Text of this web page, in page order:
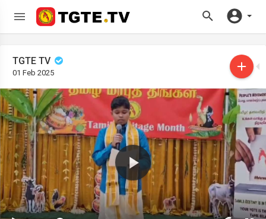
TGTE TV
01 Feb 2025